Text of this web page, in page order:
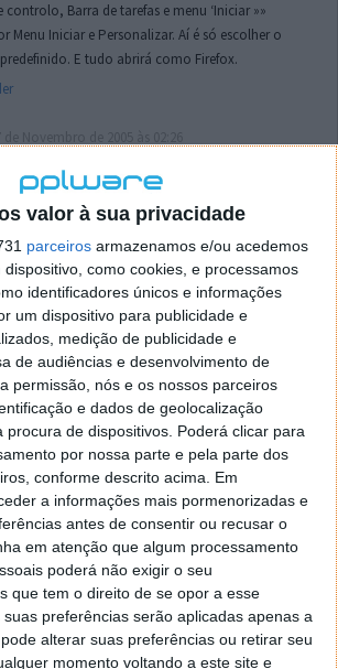
valor à sua privacidade
parceiros armazenamos e/ou acedemos
como cookies, e processamos
identificadores únicos e informações
um dispositivo para publicidade e
medição de publicidade e
de audiências e desenvolvimento de
permissão, nós e os nossos parceiros
e dados de geolocalização
procura de dispositivos. Poderá clicar para
por nossa parte e pela parte dos
conforme descrito acima. Em
a informações mais pormenorizadas e
antes de consentir ou recusar o
em atenção que algum processamento
poderá não exigir o seu
que tem o direito de se opor a esse
suas preferências serão aplicadas apenas a
alterar suas preferências ou retirar seu
momento voltando a este site e
controlo, Barra de tarefas e menu ‘Iniciar »»
Menu Iniciar e Personalizar. Aí é só escolher o
E tudo abrirá como Firefox.
referida n se encontra la nada k me permita por
como browser predefenido
Ja percorri o painel
o explorer na tentativa de forçar o uso do
em vao. Kaso te lembres de outra dica fico
caso contrario obrigado a mesma
7 de Novembro de 2005 às 01:39
mas o link funciona. Seja como for segue por mail
8.
encontrar o que te falei. Faz da seguinte maneira,
e no topo dessa janela com o botão direito do
Depois no separador Menu ‘Iniciar’
‘Personalizar’ aí encontrarás no separador